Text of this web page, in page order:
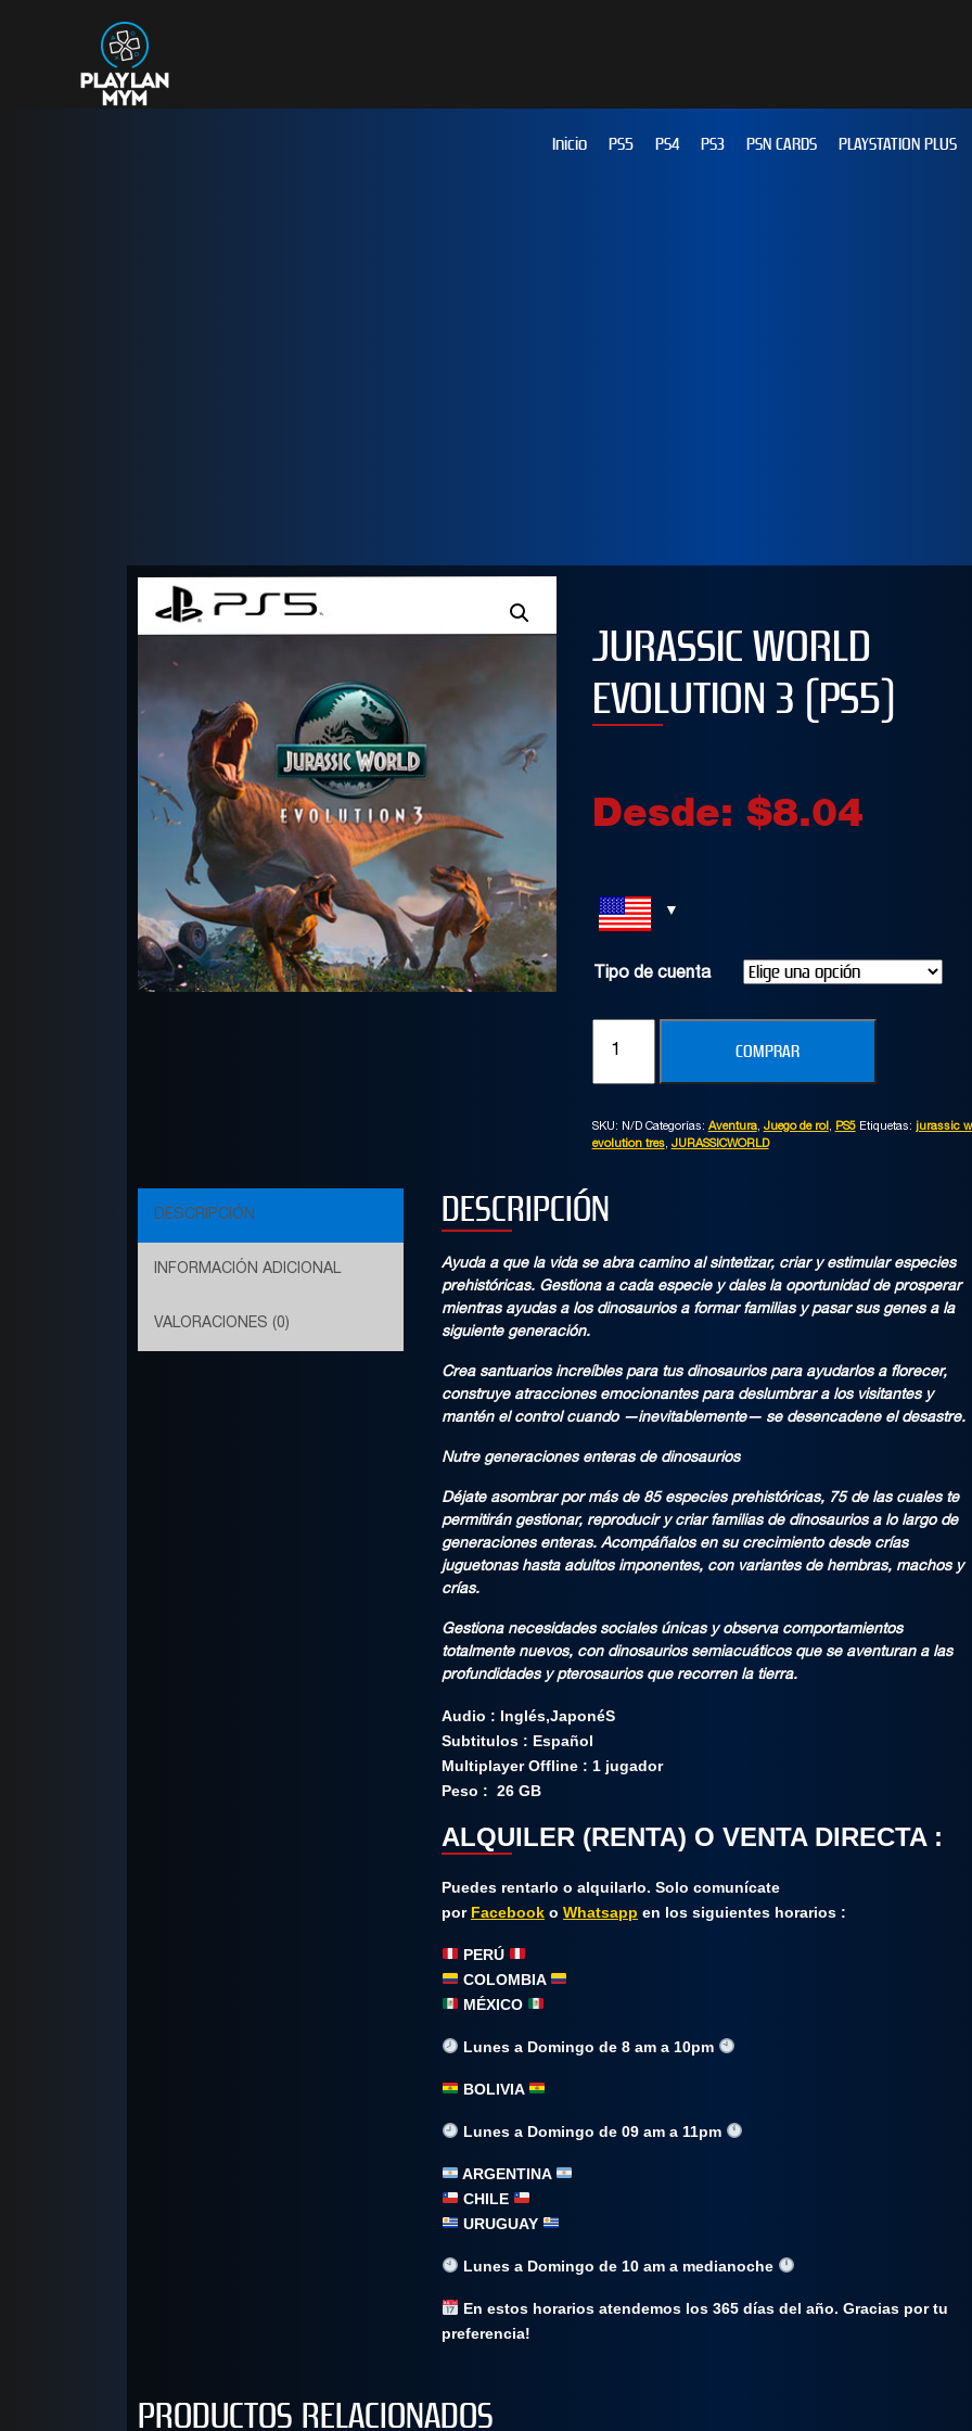
Inicio PS5 PS4 PS3 PSN CARDS PLAYSTATION PLUS
JURASSIC WORLD
EVOLUTION 3 (PS5)
Desde: $8.04
Tipo de cuenta
WORLD
EVOLUTION
(PS5)
COMPRAR
SKU: N/D Categorías: Aventura, Juego de rol , PS5 Etiquetas: jurassic
evolution tres, JURASSICWORLD
DESCRIPCIÓN
INFORMACIÓN ADICIONAL
VALORACIONES (0)
DESCRIPCIÓN
Ayuda a que la vida se abra camino al sintetizar, criar y estimular especies
prehistóricas. Gestiona a cada especie y dales la oportunidad de prosperar
mientras ayudas a los dinosaurios a formar familias y pasar sus genes a la
siguiente generación.
Crea santuarios increíbles para tus dinosaurios para ayudarlos a florecer,
construye atracciones emocionantes para deslumbrar a los visitantes y
mantén el control cuando —inevitablemente— se desencadene el desastre.
Nutre generaciones enteras de dinosaurios
Déjate asombrar por más de 85 especies prehistóricas, 75 de las cuales te
permitirán gestionar, reproducir y criar familias de dinosaurios a lo largo de
generaciones enteras. Acompáñalos en su crecimiento desde crías
juguetonas hasta adultos imponentes, con variantes de hembras, machos y
crías.
Gestiona necesidades sociales únicas y observa comportamientos
totalmente nuevos, con dinosaurios semiacuáticos que se aventuran a las
profundidades y pterosaurios que recorren la tierra.
Audio : Inglés,JaponéS
Subtitulos : Español
Multiplayer Offline : 1 jugador
Peso : 26 GB
ALQUILER (RENTA) O VENTA DIRECTA :
Puedes rentarlo o alquilarlo. Solo comunícate​
por Facebook o Whatsapp en los siguientes horarios :
PERÚ
COLOMBIA
MÉXICO
Lunes a Domingo de 8 am a 10pm
BOLIVIA
Lunes a Domingo de 09 am a 11pm
ARGENTINA
CHILE
URUGUAY
Lunes a Domingo de 10 am a medianoche
En estos horarios atendemos los 365 días del año. Gracias por tu
preferencia!
PRODUCTOS RELACIONADOS
5out of 5
Buen juego para relajarse